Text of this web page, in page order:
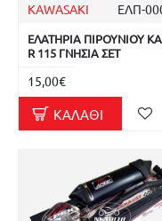
KAWASAKI ΕΛΠ-
ΕΛΑΤΗΡΙΑ ΠΙΡΟΥΝΙΟΥ
R 115 ΓΝΗΣΙΑ ΣΕΤ
15,00€
ΚΑΛΆΘΙ